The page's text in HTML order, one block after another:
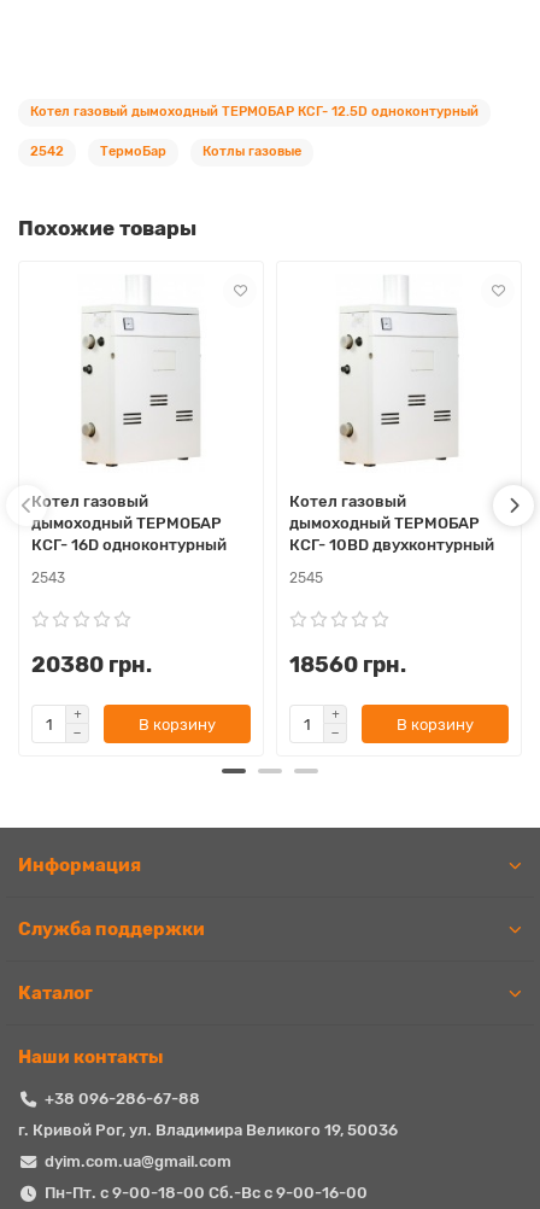
Котел газовый дымоходный ТЕРМОБАР КСГ- 12.5D одноконтурный
2542 ТермоБар Котлы газовые
Похожие товары
Котел газовый
дымоходный ТЕРМОБАР
КСГ- 16D одноконтурный
2543
20380 грн.
В корзину
Котел газовый
дымоходный ТЕРМОБАР
КСГ- 10ВD двухконтурный
2545
18560 грн.
В корзину
Информация
Служба поддержки
Каталог
Наши контакты
+38 096-286-67-88
г. Кривой Рог, ул. Владимира Великого 19, 50036
dyim.com.ua@gmail.com
Пн-Пт. с 9-00-18-00 Сб.-Вс с 9-00-16-00